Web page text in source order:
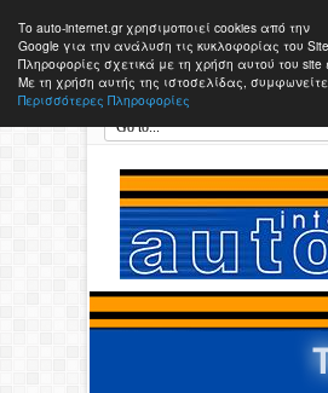
Το auto-internet.gr χρησιμοποιεί cookies από την
Google για την ανάλυση τις κυκλοφορίας του
Πληροφορίες σχετικά με τη χρήση αυτού του site
Με τη χρήση αυτής της ιστοσελίδας,
Περισσότερες Πληροφορίες